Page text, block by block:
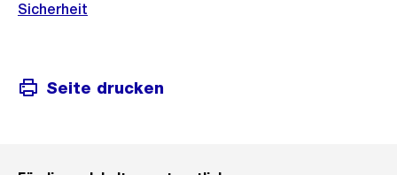
Sicherheit
Seite drucken